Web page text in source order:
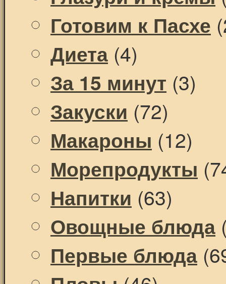
Готовим к Пасхе
Диета (4)
За 15 минут (3)
Закуски (72)
Макароны (12)
Морепродукты
Напитки (63)
Овощные блюда
Первые блюда